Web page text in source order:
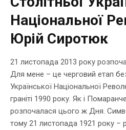
Національної
Юрій Сиротюк
21 листопада 2013 року
Для мене – це черговий етап
Української Національної
граніті 1990 року. Як і
розпочалася цього ж Дня.
тому 21 листопада 1921 року –